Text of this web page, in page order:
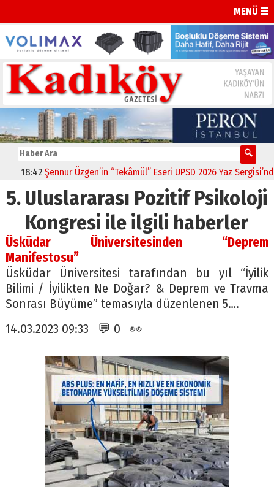
MENÜ ☰
18:42 Şennur Üzgen’in “Tekâmül” Eseri UPSD 2026 Yaz
5. Uluslararası Pozitif Psikoloji
Kongresi ile ilgili haberler
Üsküdar Üniversitesinden “Deprem
Manifestosu”
Üsküdar Üniversitesi tarafından bu yıl “İyilik
Bilimi / İyilikten Ne Doğar? & Deprem ve Travma
Sonrası Büyüme” temasıyla düzenlenen 5….
14.03.2023 09:33 💬 0 👀